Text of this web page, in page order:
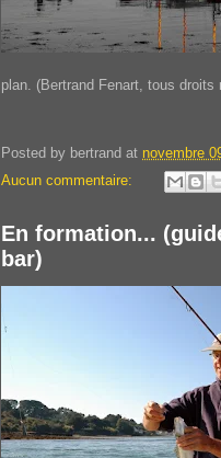
plan. (Bertrand Fenart, tous droits
Posted by bertrand at novembre
Aucun commentaire:
En formation...
bar)